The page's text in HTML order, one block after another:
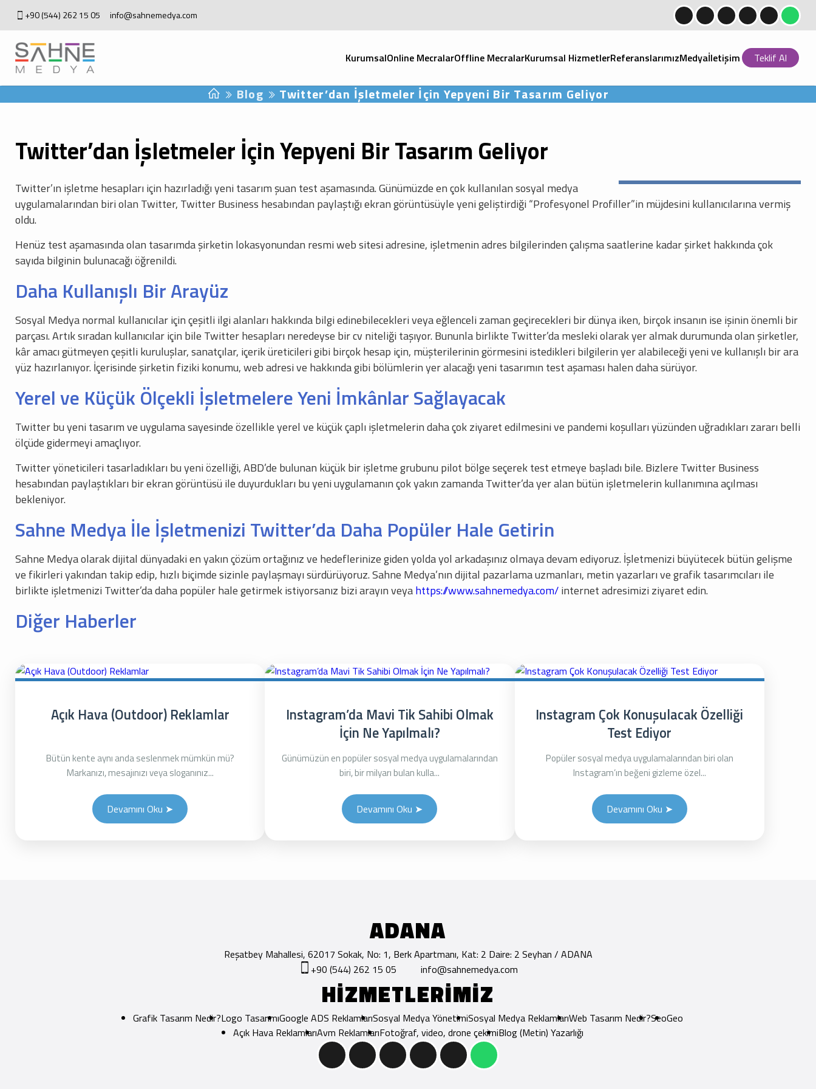
+90 (544) 262 15 05 info@sahnemedya.com
KurumsalOnline MecralarOffline MecralarKurumsal HizmetlerReferanslarımızMedyaİletişim Teklif Al
Blog Twitter’dan İşletmeler İçin Yepyeni Bir Tasarım Geliyor
Twitter’dan İşletmeler İçin Yepyeni Bir Tasarım Geliyor
Twitter’ın işletme hesapları için hazırladığı yeni tasarım şuan test aşamasında. Günümüzde en çok kullanılan sosyal medya
uygulamalarından biri olan Twitter, Twitter Business hesabından paylaştığı ekran görüntüsüyle yeni geliştirdiği “Profesyonel Profiller”in müjdesini kullanıcılarına vermiş
oldu.
Henüz test aşamasında olan tasarımda şirketin lokasyonundan resmi web sitesi adresine, işletmenin adres bilgilerinden çalışma saatlerine kadar şirket hakkında çok
sayıda bilginin bulunacağı öğrenildi.
Daha Kullanışlı Bir Arayüz
Sosyal Medya normal kullanıcılar için çeşitli ilgi alanları hakkında bilgi edinebilecekleri veya eğlenceli zaman geçirecekleri bir dünya iken, birçok insanın ise işinin önemli bir
parçası. Artık sıradan kullanıcılar için bile Twitter hesapları neredeyse bir cv niteliği taşıyor. Bununla birlikte Twitter’da mesleki olarak yer almak durumunda olan şirketler,
kâr amacı gütmeyen çeşitli kuruluşlar, sanatçılar, içerik üreticileri gibi birçok hesap için, müşterilerinin görmesini istedikleri bilgilerin yer alabileceği yeni ve kullanışlı bir ara
yüz hazırlanıyor. İçerisinde şirketin fiziki konumu, web adresi ve hakkında gibi bölümlerin yer alacağı yeni tasarımın test aşaması halen daha sürüyor.
Yerel ve Küçük Ölçekli İşletmelere Yeni İmkânlar Sağlayacak
Twitter bu yeni tasarım ve uygulama sayesinde özellikle yerel ve küçük çaplı işletmelerin daha çok ziyaret edilmesini ve pandemi koşulları yüzünden uğradıkları zararı belli
ölçüde gidermeyi amaçlıyor.
Twitter yöneticileri tasarladıkları bu yeni özelliği, ABD’de bulunan küçük bir işletme grubunu pilot bölge seçerek test etmeye başladı bile. Bizlere Twitter Business
hesabından paylaştıkları bir ekran görüntüsü ile duyurdukları bu yeni uygulamanın çok yakın zamanda Twitter’da yer alan bütün işletmelerin kullanımına açılması
bekleniyor.
Sahne Medya İle İşletmenizi Twitter’da Daha Popüler Hale Getirin
Sahne Medya olarak dijital dünyadaki en yakın çözüm ortağınız ve hedeflerinize giden yolda yol arkadaşınız olmaya devam ediyoruz. İşletmenizi büyütecek bütün gelişme
ve fikirleri yakından takip edip, hızlı biçimde sizinle paylaşmayı sürdürüyoruz. Sahne Medya’nın dijital pazarlama uzmanları, metin yazarları ve grafik tasarımcıları ile
birlikte işletmenizi Twitter’da daha popüler hale getirmek istiyorsanız bizi arayın veyahttps://www.sahnemedya.com/internet adresimizi ziyaret edin.
Diğer Haberler
Açık Hava (Outdoor) Reklamlar
Bütün kente aynı anda seslenmek mümkün mü?
Markanızı, mesajınızı veya sloganınız...
Devamını Oku ➤
Instagram’da Mavi Tik Sahibi Olmak
İçin Ne Yapılmalı?
Günümüzün en popüler sosyal medya uygulamalarından
biri, bir milyarı bulan kulla...
Devamını Oku ➤
Instagram Çok Konuşulacak Özelliği
Test Ediyor
Popüler sosyal medya uygulamalarından biri olan
Instagram’ın beğeni gizleme özel...
Devamını Oku ➤
ADANA
Reşatbey Mahallesi, 62017 Sokak, No: 1, Berk Apartmanı, Kat: 2 Daire: 2 Seyhan / ADANA
+90 (544) 262 15 05
info@sahnemedya.com
HİZMETLERİMİZ
Grafik Tasarım Nedir?Logo TasarımıGoogle ADS ReklamlarıSosyal Medya YönetimiSosyal Medya ReklamlarıWeb Tasarım Nedir?SeoGeo
Açık Hava ReklamlarıAvm ReklamlarıFotoğraf, video, drone çekimiBlog (Metin) Yazarlığı